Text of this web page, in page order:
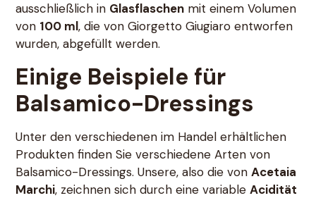
ausschließlich in Glasflaschen mit einem Volumen
von 100 ml, die von Giorgetto Giugiaro entworfen
wurden, abgefüllt werden.
Einige Beispiele für
Balsamico-Dressings
Unter den verschiedenen im Handel erhältlichen
Produkten finden Sie verschiedene Arten von
Balsamico-Dressings. Unsere, also die von Acetaia
Marchi, zeichnen sich durch eine variable Acidität